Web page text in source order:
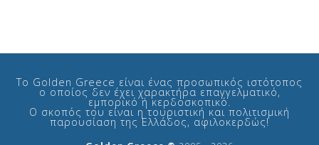
Το Golden Greece είναι ένας προσωπικός ιστότοπος
ο οποίος δεν έχει χαρακτήρα επαγγελματικό,
εμπορικό ή κερδοσκοπικό.
Ο σκοπός του είναι η τουριστική και πολιτισμική
παρουσίαση της Ελλάδος, αφιλοκερδώς!